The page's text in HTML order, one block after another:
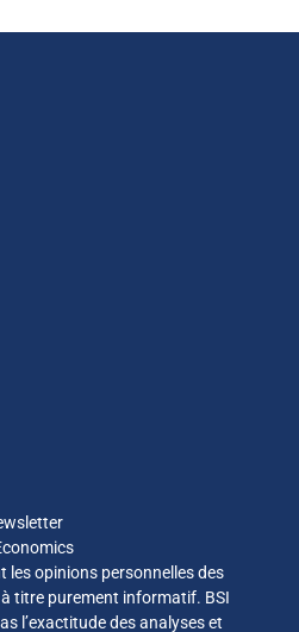
les opinions personnelles des
titre purement informatif. BSI
l’exactitude des analyses et